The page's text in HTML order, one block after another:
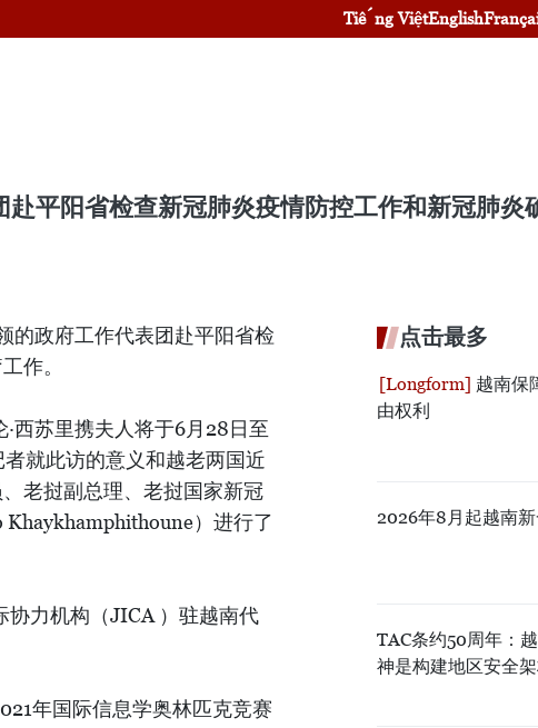
Tiếng ViệtEnglish
平阳省检查新冠肺炎疫情防控工作和新冠肺炎
的政府工作代表团赴平阳省检
作。
西苏里携夫人将于6月28日至
就此访的意义和越老两国近
老挝副总理、老挝国家新冠
Khaykhamphithoune）进行了
协力机构（JICA ）驻越南代
年国际信息学奥林匹克竞赛
点击最多
越南保
由权利
2026年8月起越南
TAC条约50周年：
神是构建地区安全